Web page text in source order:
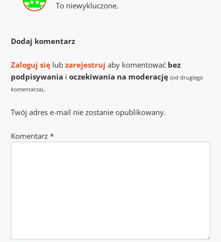
To niewykluczone.
Dodaj komentarz
Zaloguj sięlub zarejestruj aby komentować bez
podpisywania i oczekiwania na moderację (od drugiego
komentarza).
Twój adres e-mail nie zostanie opublikowany.
Komentarz *